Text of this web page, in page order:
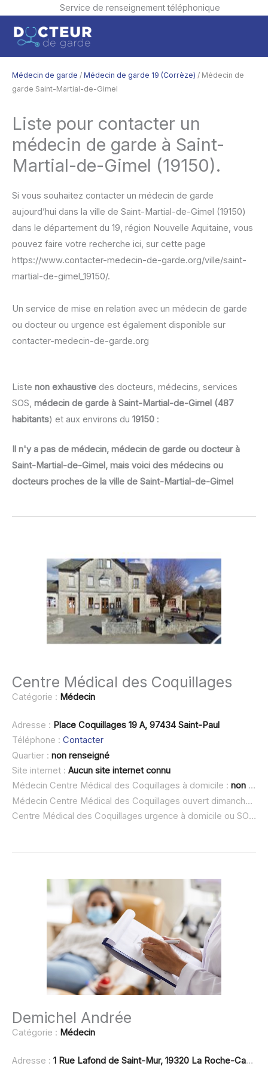
Service de renseignement téléphonique
contenu
Médecin de garde / Médecin de garde 19 (Corrèze) / Médecin de
garde Saint-Martial-de-Gimel
Liste pour contacter un
médecin de garde à Saint-
Martial-de-Gimel (19150).
Si vous souhaitez contacter un médecin de garde
aujourd’hui dans la ville de Saint-Martial-de-Gimel (19150)
dans le département du 19, région Nouvelle Aquitaine, vous
pouvez faire votre recherche ici, sur cette page
https://www.contacter-medecin-de-garde.org/ville/saint-
martial-de-gimel_19150/.
Un service de mise en relation avec un médecin de garde
ou docteur ou urgence est également disponible sur
contacter-medecin-de-garde.org
Liste non exhaustive des docteurs, médecins, services
SOS, médecin de garde à Saint-Martial-de-Gimel (487
habitants) et aux environs du 19150 :
Il n'y a pas de médecin, médecin de garde ou docteur à
Saint-Martial-de-Gimel, mais voici des médecins ou
docteurs proches de la ville de Saint-Martial-de-Gimel
Centre Médical des Coquillages
Catégorie : Médecin
Adresse : Place Coquillages 19 A, 97434 Saint-Paul
Téléphone : Contacter
Quartier : non renseigné
Site internet : Aucun site internet connu
Médecin Centre Médical des Coquillages à domicile : non renseigné
Médecin Centre Médical des Coquillages ouvert dimanche :
Centre Médical des Coquillages urgence à domicile ou SOS médecin :
Demichel Andrée
Catégorie : Médecin
Adresse : 1 Rue Lafond de Saint-Mur, 19320 La Roche-Canillac